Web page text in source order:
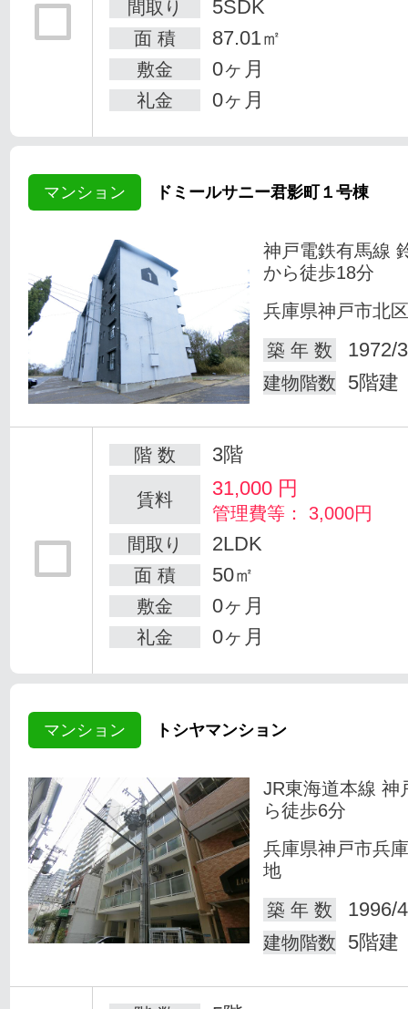
間取り 5SDK
面 積 87.01㎡
敷金 0ヶ月
礼金 0ヶ月
マンション ドミールサニー君影町１号棟
神戸電鉄有馬線
から徒歩18分
兵庫県神戸市北
築 年 数
1972/
建物階数 5階建
階 数 3階
賃料 31,000 円
管理費等： 3,000円
間取り
2LDK
面 積 50㎡
敷金 0ヶ月
礼金 0ヶ月
マンション トシヤマンション
JR東海道本線 神
ら徒歩6分
兵庫県神戸市兵
地
築 年 数
1996/
建物階数 5階建